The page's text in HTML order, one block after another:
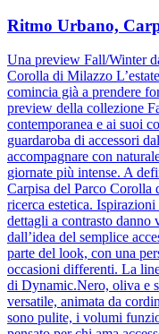
Ritmo Urbano,
Una preview Fall/Winter
Corolla di Milazzo
comincia già a prendere
preview della collezione
contemporanea e ai suoi
guardaroba di accessori
accompagnare con
giornate più intense. A
Carpisa del Parco Corolla
ricerca estetica.
dettagli a contrasto danno
dall’idea del semplice
parte del look, con una
occasioni differenti. La
di Dynamic.Nero, oliva e
versatile, animata da
sono pulite, i volumi